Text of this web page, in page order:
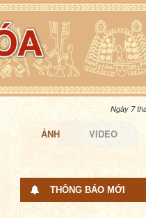
Ngày 7
ẢNH VIDEO
THÔNG BÁO MỚI